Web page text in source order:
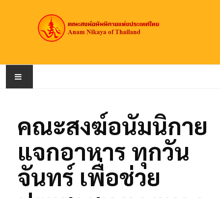
เกี่ยวกับคณะสงฆ์
สมณศักดิ์
วัดอนัมนิกาย
คณะสงฆ์อนัมนิกาย
แจกอาหาร ทุกวัน
จันทร์ เพื่อช่วย